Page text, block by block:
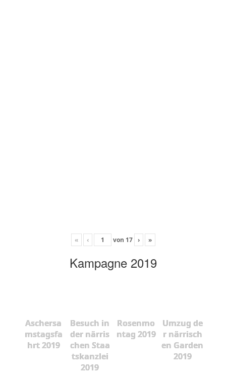
« ‹ von 17 › »
Kampagne 2019
Aschersa
mstagsfa
hrt 2019
Besuch in
der närris
chen Staa
tskanzlei
2019
Rosenmo
ntag 2019
Umzug de
r närrisch
en Garden
2019